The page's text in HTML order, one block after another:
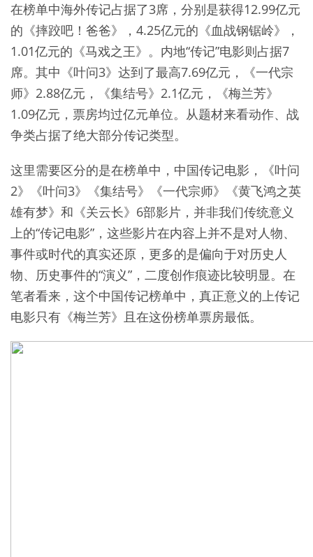
在榜单中海外传记占据了3席，分别是获得12.99亿元
的《摔跤吧！爸爸》，4.25亿元的《血战钢锯岭》，
1.01亿元的《马戏之王》。内地“传记”电影则占据7
席。其中《叶问3》达到了最高7.69亿元，《一代宗
师》2.88亿元，《集结号》2.1亿元，《梅兰芳》
1.09亿元，票房均过亿元单位。从题材来看动作、战
争类占据了绝大部分传记类型。
这里需要区分的是在榜单中，中国传记电影，《叶问
2》《叶问3》《集结号》《一代宗师》《黄飞鸿之英
雄有梦》和《关云长》6部影片，并非我们传统意义
上的“传记电影”，这些影片在内容上并不是对人物、
事件或时代的真实还原，更多的是偏向于对历史人
物、历史事件的“演义”，二度创作痕迹比较明显。在
笔者看来，这个中国传记榜单中，真正意义的上传记
电影只有《梅兰芳》且在这份榜单票房最低。